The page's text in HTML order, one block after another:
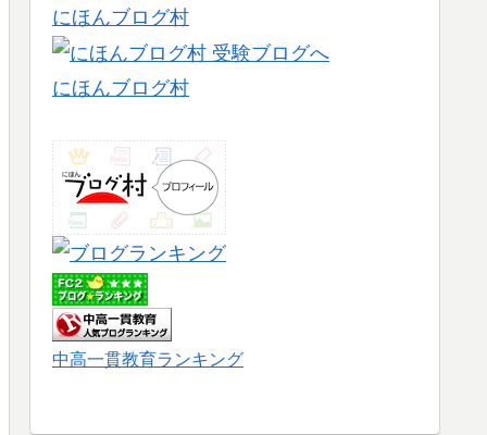
にほんブログ村
にほんブログ村
中高一貫教育ランキング